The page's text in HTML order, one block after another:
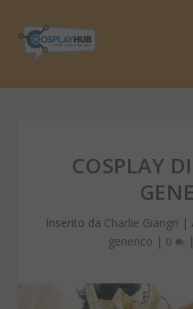
COSPLAY
Inserito da Charlie Giangri |
generico | 0 |